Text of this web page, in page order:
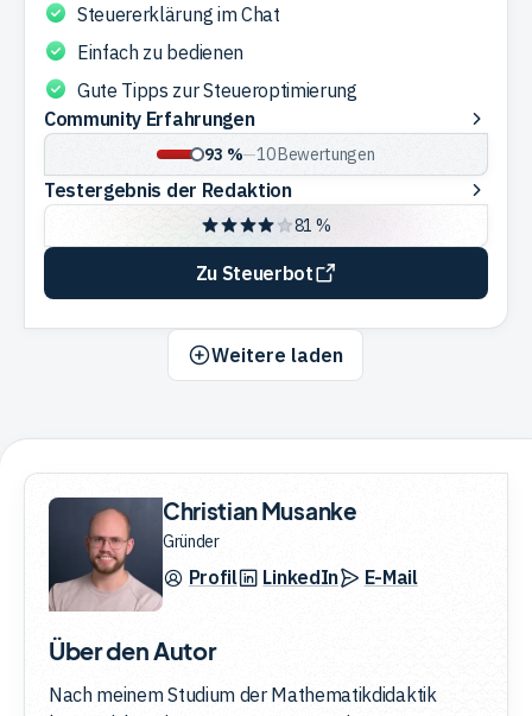
Steuererklärung im Chat
Einfach zu bedienen
Gute Tipps zur Steueroptimierung
Community
Erfahrungen
Community Erfahrungen
93 %—10Bewertungen
Testergebnis
der
Redaktion
Testergebnis der Redaktion
81 %
Zu Steuerbot
Weitere laden
Christian Musanke
Gründer
Profil LinkedIn E-Mail
Über den Autor
Nach meinem Studium der Mathematikdidaktik